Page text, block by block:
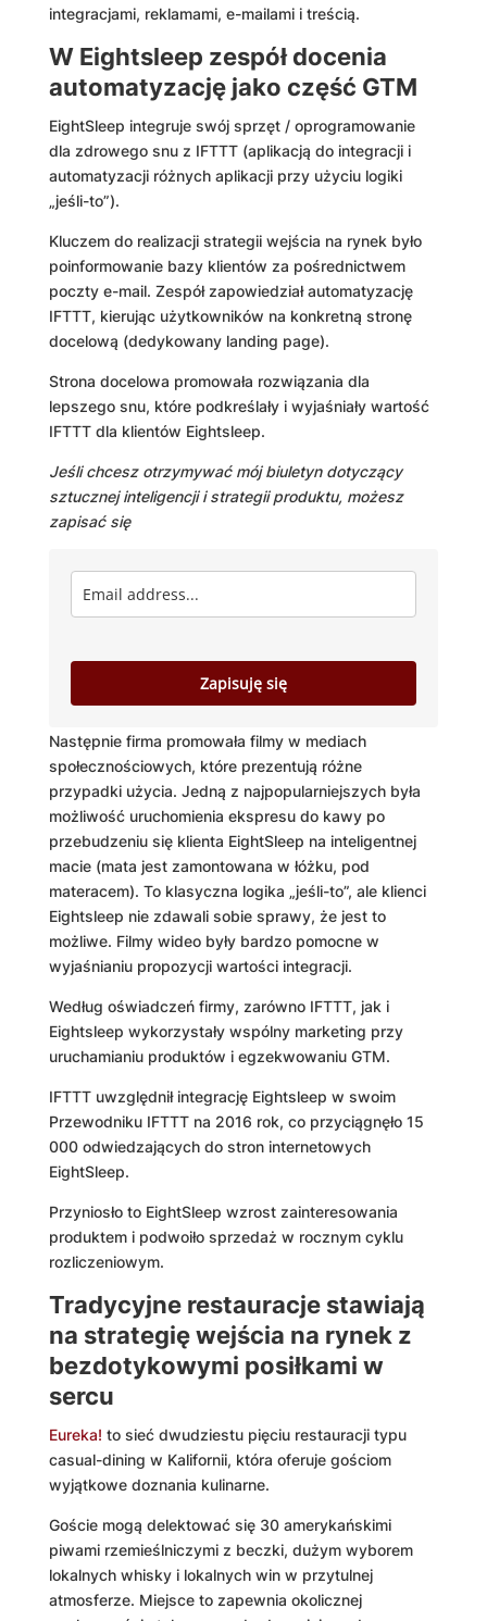
integracjami, reklamami, e-mailami i treścią.
W Eightsleep zespół docenia
automatyzację jako część GTM
EightSleep integruje swój sprzęt / oprogramowanie
dla zdrowego snu z IFTTT (aplikacją do integracji i
automatyzacji różnych aplikacji przy użyciu logiki
„jeśli-to”).
Kluczem do realizacji strategii wejścia na rynek było
poinformowanie bazy klientów za pośrednictwem
poczty e-mail. Zespół zapowiedział automatyzację
IFTTT, kierując użytkowników na konkretną stronę
docelową (dedykowany landing page).
Strona docelowa promowała rozwiązania dla
lepszego snu, które podkreślały i wyjaśniały wartość
IFTTT dla klientów Eightsleep.
Jeśli chcesz otrzymywać mój biuletyn dotyczący
sztucznej inteligencji i strategii produktu, możesz
zapisać się
Zapisuję się
Następnie firma promowała filmy w mediach
społecznościowych, które prezentują różne
przypadki użycia. Jedną z najpopularniejszych była
możliwość uruchomienia ekspresu do kawy po
przebudzeniu się klienta EightSleep na inteligentnej
macie (mata jest zamontowana w łóżku, pod
materacem). To klasyczna logika „jeśli-to”, ale klienci
Eightsleep nie zdawali sobie sprawy, że jest to
możliwe. Filmy wideo były bardzo pomocne w
wyjaśnianiu propozycji wartości integracji.
Według oświadczeń firmy, zarówno IFTTT, jak i
Eightsleep wykorzystały wspólny marketing przy
uruchamianiu produktów i egzekwowaniu GTM.
IFTTT uwzględnił integrację Eightsleep w swoim
Przewodniku IFTTT na 2016 rok, co przyciągnęło 15
000 odwiedzających do stron internetowych
EightSleep.
Przyniosło to EightSleep wzrost zainteresowania
produktem i podwoiło sprzedaż w rocznym cyklu
rozliczeniowym.
Tradycyjne restauracje stawiają
na strategię wejścia na rynek z
bezdotykowymi posiłkami w
sercu
Eureka! to sieć dwudziestu pięciu restauracji typu
casual-dining w Kalifornii, która oferuje gościom
wyjątkowe doznania kulinarne.
Goście mogą delektować się 30 amerykańskimi
piwami rzemieślniczymi z beczki, dużym wyborem
lokalnych whisky i lokalnych win w przytulnej
atmosferze. Miejsce to zapewnia okolicznej